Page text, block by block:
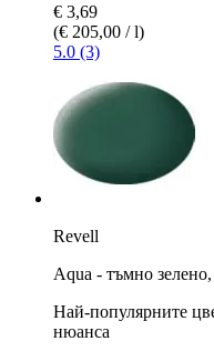
€ 3,69
(€ 205,00 / l)
5.0 (3)
Revell
Aqua - тъмно
Най-популярните
нюанса